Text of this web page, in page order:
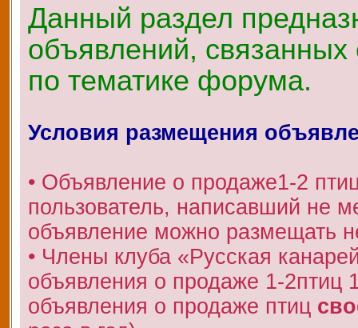
Данный раздел
объявлений,
по тематике форума.
Условия размещения
• Объявление о продаже1-2
пользователь, написавший не
объявление можно размещать
• Члены клуба «Русская
объявления о продаже 1-
объявления о продаже птиц